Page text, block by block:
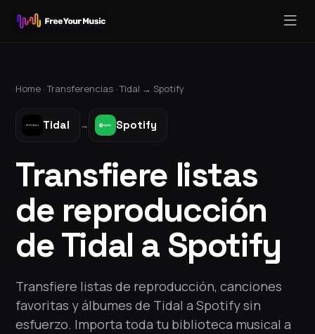
Home ·Transferencias ·Tidal → Spotify
Tidal → Spotify
Transfiere listas
de reproducción
de Tidal a Spotify
Transfiere listas de reproducción, canciones
favoritas y álbumes de Tidal a Spotify sin
esfuerzo. Importa toda tu biblioteca musical a